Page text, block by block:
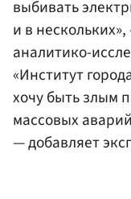
выбивать
и в
аналитико-
«Институт
хочу быть злым
массовых
— добавляет